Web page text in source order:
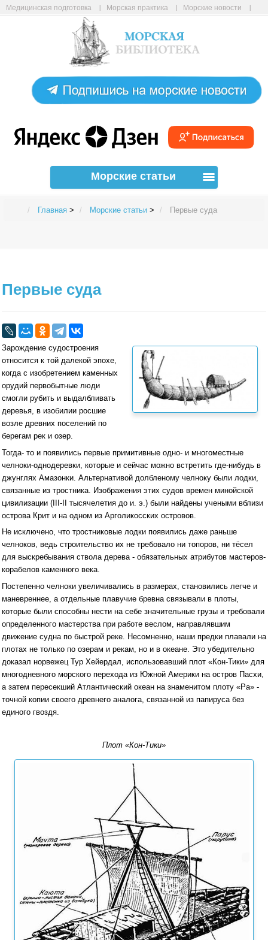
Медицинская подготовка Морская практика
Морские новости
Авиабилеты онлайн
Морские статьи
Главная > Морские статьи > Первые суда
Первые суда
Зарождение судостроения
относится к той далекой эпохе,
когда с изобретением каменных
орудий первобытные люди
смогли рубить и выдалбливать
деревья, в изобилии росшие
возле древних поселений по
берегам рек и озер.
Тогда- то и появились первые примитивные одно- и многоместные
челноки-однодеревки, которые и сейчас можно встретить где-нибудь в
джунглях Амазонки. Альтернативой долбленому челноку были лодки,
связанные из тростника. Изображения этих судов времен минойской
цивилизации (III-II тысячелетия до и. э.) были найдены учеными вблизи
острова Крит и на одном из Арголикосских островов.
Не исключено, что тростниковые лодки появились даже раньше
челноков, ведь строительство их не требовало ни топоров, ни тёсел
для выскребывания ствола дерева - обязательных атрибутов мастеров-
корабелов каменного века.
Постепенно челноки увеличивались в размерах, становились легче и
маневреннее, а отдельные плавучие бревна связывали в плоты,
которые были способны нести на себе значительные грузы и требовали
определенного мастерства при работе веслом, направлявшим
движение судна по быстрой реке. Несомненно, наши предки плавали на
плотах не только по озерам и рекам, но и в океане. Это убедительно
доказал норвежец Тур Хейердал, использовавший плот «Кон-Тики» для
многодневного морского перехода из Южной Америки на остров Пасхи,
а затем пересекший Атлантический океан на знаменитом плоту «Ра» -
точной копии своего древнего аналога, связанной из папируса без
единого гвоздя.
Плот «Кон-Тики»